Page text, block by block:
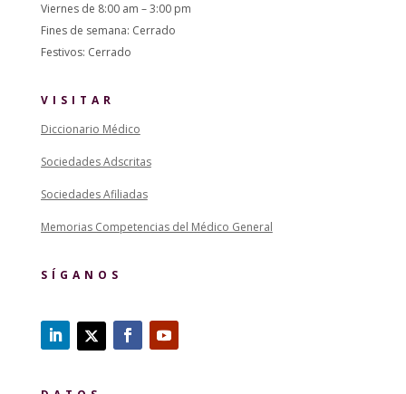
Viernes de 8:00 am – 3:00 pm
Fines de semana: Cerrado
Festivos: Cerrado
VISITAR
Diccionario Médico
Sociedades Adscritas
Sociedades Afiliadas
Memorias Competencias del Médico General
SÍGANOS